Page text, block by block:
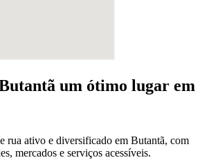
um ótimo lugar em
rua ativo e diversificado em Butantã, com
mercados e serviços acessíveis.